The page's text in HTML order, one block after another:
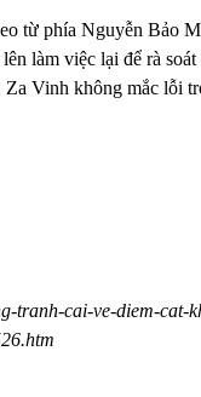
từ phía Nguyễn Bảo
làm việc lại để rà
Vinh không mắc lỗi
tranh-cai-ve-diem-cat-